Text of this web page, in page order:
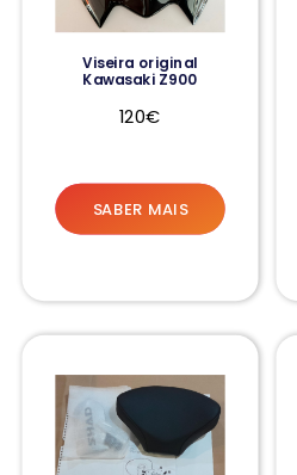
Viseira original
Kawasaki Z900
120€
SABER MAIS